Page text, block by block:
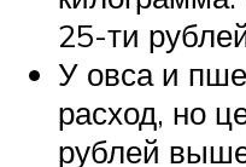
25-ти
У овса и
расход, но
рублей